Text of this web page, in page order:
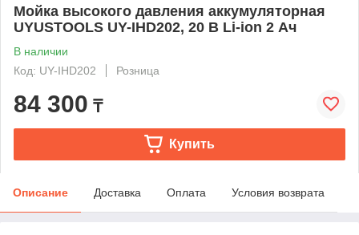
Мойка высокого давления аккумуляторная
UYUSTOOLS UY-IHD202, 20 В Li-ion 2 Ач
В наличии
Код: UY-IHD202
Розница
84 300 ₸
Купить
Описание Доставка Оплата Условия возврата